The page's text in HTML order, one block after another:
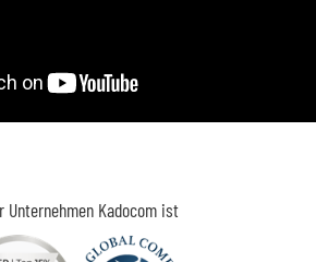
Unternehmen Kadocom ist